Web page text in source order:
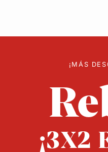
¡MÁS
¡3X2